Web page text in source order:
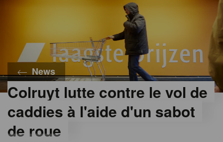
News
Colruyt lutte contre le vol de
caddies à l'aide d'un sabot
de roue
Group